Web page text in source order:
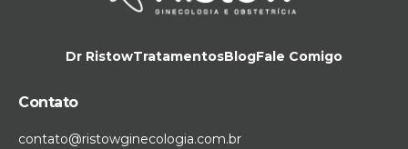
Dr RistowTratamentosBlogFale Comigo
Contato
contato@ristowginecologia.com.br